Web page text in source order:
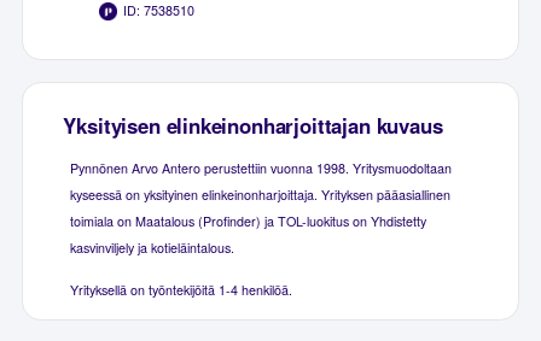
ID: 7538510
Yksityisen elinkeinonharjoittajan kuvaus
Pynnönen Arvo Antero perustettiin vuonna 1998. Yritysmuodoltaan
kyseessä on yksityinen elinkeinonharjoittaja. Yrityksen pääasiallinen
toimiala on Maatalous (Profinder) ja TOL-luokitus on Yhdistetty
kasvinviljely ja kotieläintalous.
Yrityksellä on työntekijöitä 1-4 henkilöä.